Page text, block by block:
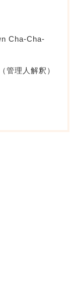
Cha-Cha-
管理人解釈）